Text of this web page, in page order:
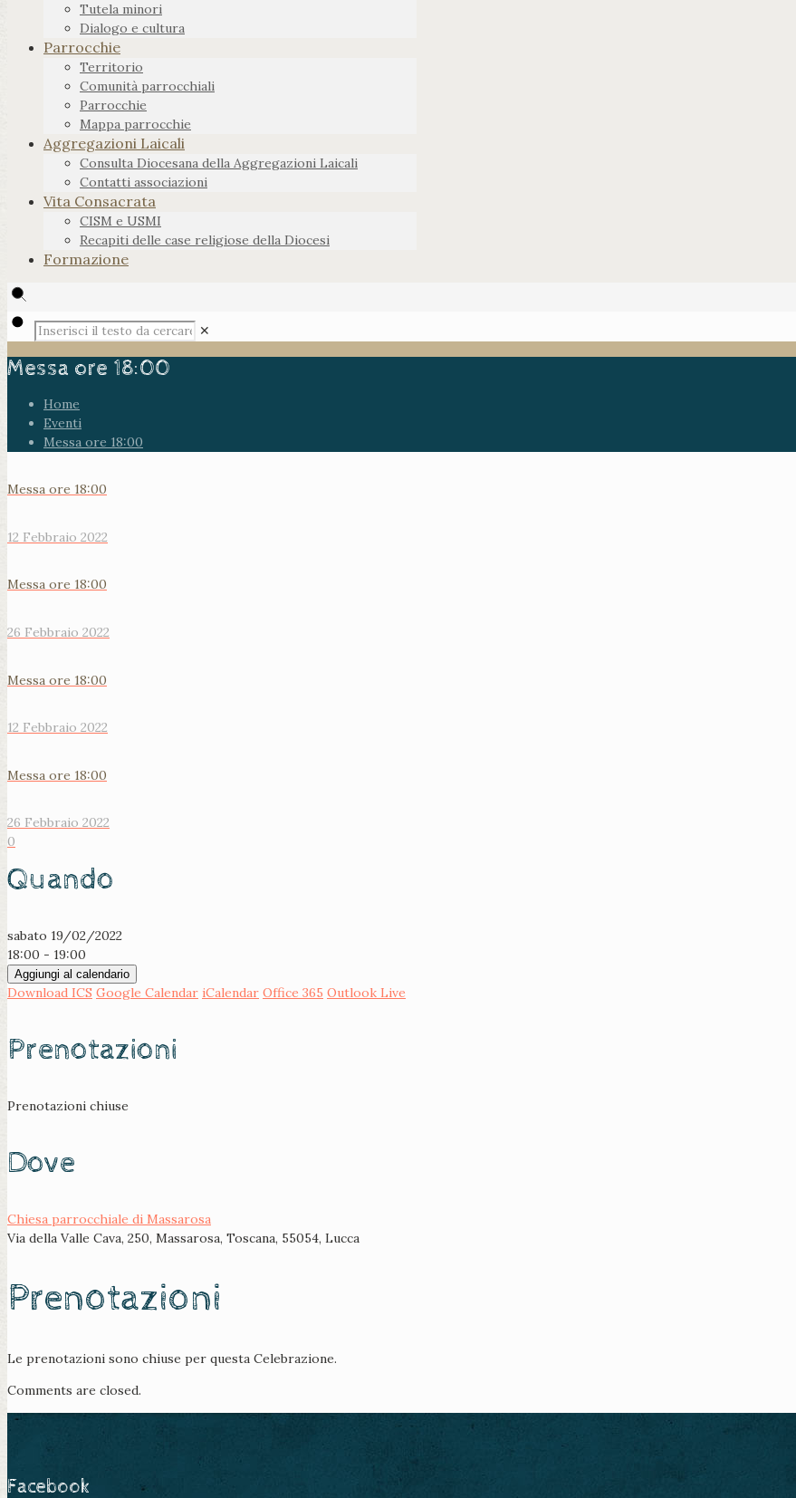
Tutela minori
Dialogo e cultura
Parrocchie
Territorio
Comunità parrocchiali
Parrocchie
Mappa parrocchie
Aggregazioni Laicali
Consulta Diocesana della Aggregazioni Laicali
Contatti associazioni
Vita Consacrata
CISM e USMI
Recapiti delle case religiose della Diocesi
Formazione
✕
Messa ore 18:00
Home
Eventi
Messa ore 18:00
Messa ore 18:00
12 Febbraio 2022
Messa ore 18:00
26 Febbraio 2022
Messa ore 18:00
12 Febbraio 2022
Messa ore 18:00
26 Febbraio 2022
0
Quando
sabato 19/02/2022
18:00 - 19:00
Aggiungi al calendario
Download ICS Google Calendar iCalendar Office 365 Outlook Live
Prenotazioni
Prenotazioni chiuse
Dove
Chiesa parrocchiale di Massarosa
Via della Valle Cava, 250, Massarosa, Toscana, 55054, Lucca
Prenotazioni
Le prenotazioni sono chiuse per questa Celebrazione.
Comments are closed.
Facebook